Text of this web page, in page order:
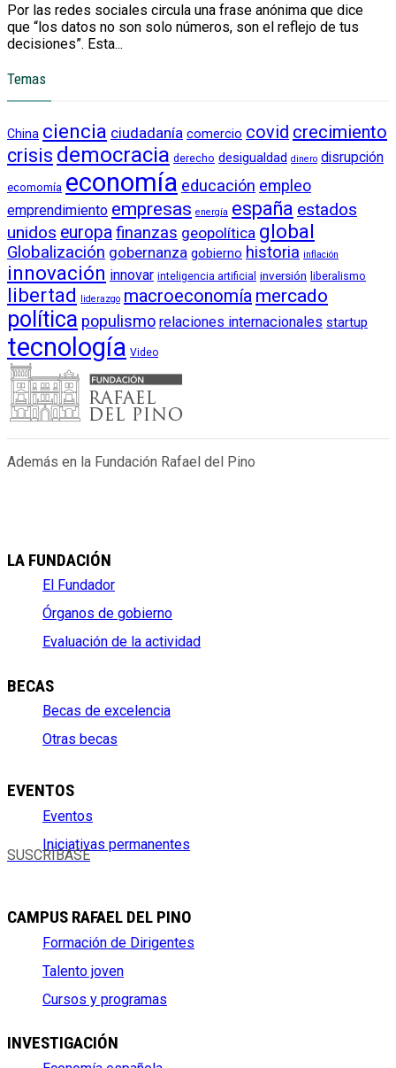
Por las redes sociales circula una frase anónima que dice
que “los datos no son solo números, son el reflejo de tus
decisiones”. Esta...
Temas
China ciencia ciudadanía comercio covid crecimiento
crisis democracia derecho desigualdad dinero disrupción
ecomomía economía educación empleo
emprendimiento empresas energía españa estados
unidos europafinanzas geopolítica global
Globalización gobernanza gobierno historia inflación
innovación innovar inteligencia artificial inversión liberalismo
libertad liderazgo macroeconomía mercado
política populismo relaciones internacionales startup
tecnología Video
Además en la Fundación Rafael del Pino
LA FUNDACIÓN
El Fundador
Órganos de gobierno
Evaluación de la actividad
BECAS
Becas de excelencia
Otras becas
EVENTOS
Eventos
Iniciativas permanentes
SUSCRÍBASE
CAMPUS RAFAEL DEL PINO
Formación de Dirigentes
Talento joven
Cursos y programas
INVESTIGACIÓN